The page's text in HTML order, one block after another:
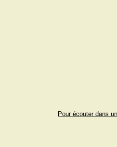
Pour écouter dans